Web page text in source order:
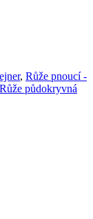
, Růže pnoucí -
Růže půdokryvná